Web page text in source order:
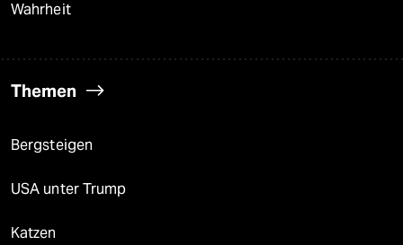
Wahrheit
Themen
Bergsteigen
USA unter Trump
Katzen